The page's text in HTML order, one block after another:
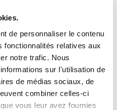
de personnaliser le contenu
fonctionnalités relatives aux
notre trafic. Nous
sur l'utilisation de
de médias sociaux, de
combiner celles-ci
vous leur avez fournies
franchise)
plein
LOCATION